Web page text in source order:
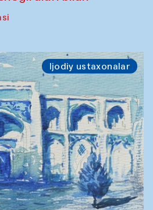
Moon Performance
Rashid Madrasa
Ijodiy ustaxonalar
ustaxonasi Davlat
bilan